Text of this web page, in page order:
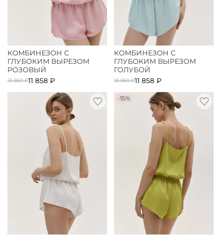
КОМБИНЕЗОН С
ГЛУБОКИМ ВЫРЕЗОМ
РОЗОВЫЙ
13 950 ₽11 858 ₽
КОМБИНЕЗОН С
ГЛУБОКИМ ВЫРЕЗОМ
ГОЛУБОЙ
13 950 ₽11 858 ₽
-15%